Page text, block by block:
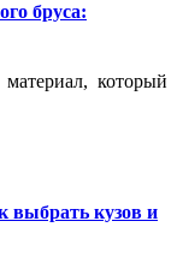
бруса:
который
выбрать кузов и